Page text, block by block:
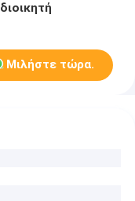
Μιλήστε τώρα.